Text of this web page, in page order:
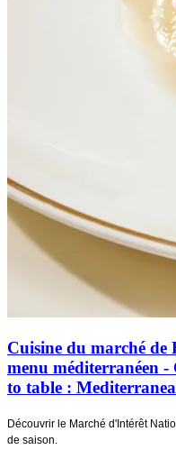
Cuisine du marché de
menu méditerranéen
to table :
Découvrir le Marché d'Intérêt
de saison.